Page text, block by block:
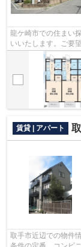
龍ケ崎市での住まい
いいたします。ご要
to.co.jpにてお申し付
賃貸 | アパート
取手市近辺での物件